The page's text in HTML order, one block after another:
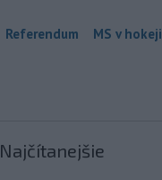
Referendum MS v hokeji
Najčítanejšie